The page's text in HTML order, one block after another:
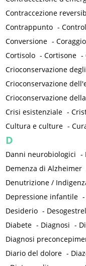
Contraccezione
Contrappunto -
Conversione -
Cortisolo -Cortisone -
Crioconservazione
Crioconservazione
Crioconservazione
Crisi esistenziale -
Cultura e culture -
D
Danni neurobiologici -
Demenza di Alzheimer
Denutrizione /
Depressione infantile -
Desiderio - Desogestrel
Diabete - Diagnosi -
Diagnosi
Diario del dolore -